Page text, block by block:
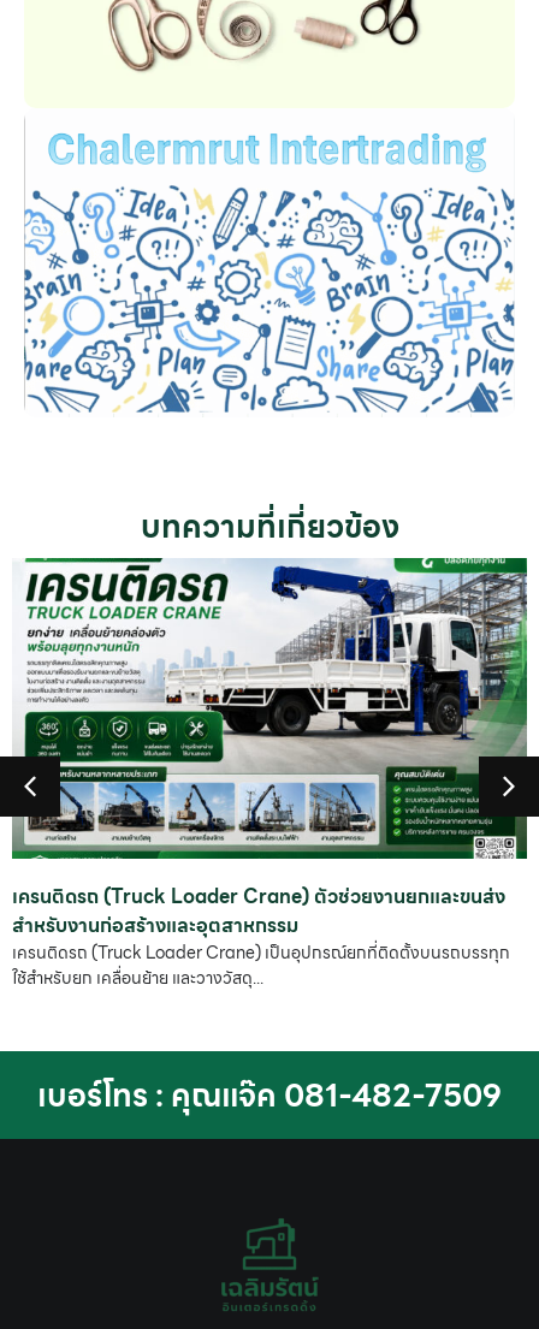
บทความที่เกี่ยวข้อง
Crane) ตัวช่วยงานยกและขนส่ง
ตสาหกรรม
Crane) เป็นอุปกรณ์ยกที่ติดตั้งบนรถบรรทุก
างวัสดุ...
Spider Crane เครนแ
การทำงานในโรงงาน คลัง
เบอร์โทร : คุณแจ๊ค 081-482-7509